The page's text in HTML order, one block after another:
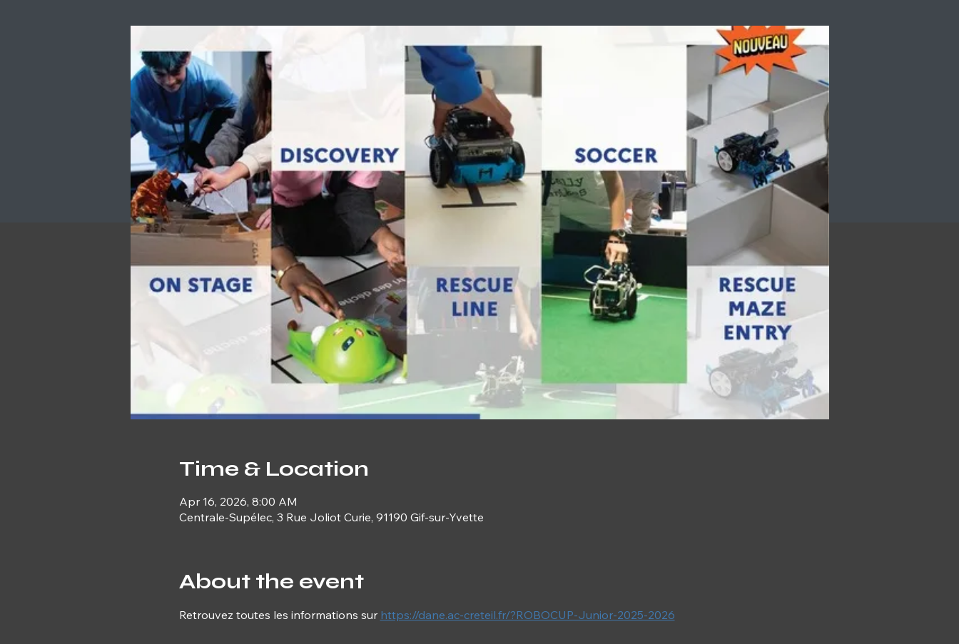
Time & Location
Apr 16, 2026, 8:00 AM
Centrale-Supélec, 3 Rue Joliot Curie, 91190 Gif-sur-Yvette
About the event
Retrouvez toutes les informations sur https://dane.ac-creteil.fr/?ROBOCUP-Junior-2025-2026